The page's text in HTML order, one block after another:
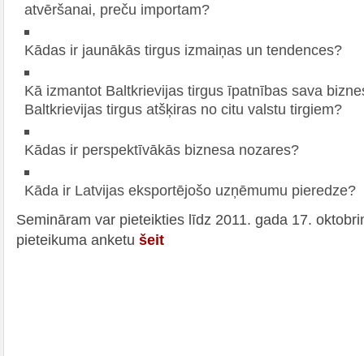
atvēršanai, preču importam?
Kādas ir jaunākās tirgus izmaiņas un tendences?
Kā izmantot Baltkrievijas tirgus īpatnības sava
Baltkrievijas tirgus atšķiras no citu valstu tirgiem?
Kādas ir perspektīvākās biznesa nozares?
Kāda ir Latvijas eksportējošo uzņēmumu pieredze?
Semināram var pieteikties līdz 2011. gada 17.
pieteikuma anketu šeit